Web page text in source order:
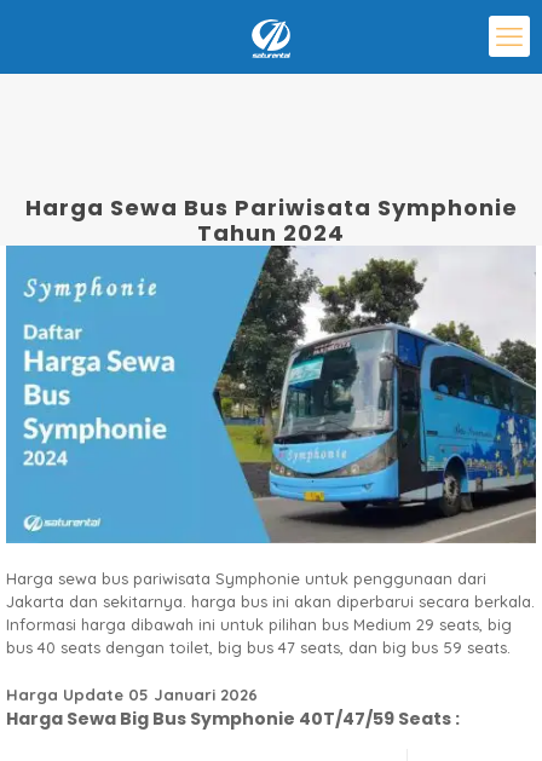
Harga Sewa Bus Pariwisata Symphonie
Tahun 2024
Harga sewa bus pariwisata Symphonie untuk penggunaan dari
Jakarta dan sekitarnya. harga bus ini akan diperbarui secara berkala.
Informasi harga dibawah ini untuk pilihan bus Medium 29 seats, big
bus 40 seats dengan toilet, big bus 47 seats, dan big bus 59 seats.
Harga Update 05 Januari 2026
Harga Sewa Big Bus Symphonie 40T/47/59 Seats :